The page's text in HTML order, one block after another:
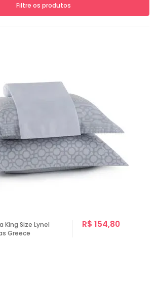
Filtre os produtos
King Size Lynel
Greece
R$ 154,80